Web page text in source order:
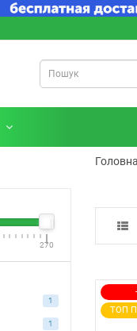
270
1
1
Головна
ТОП